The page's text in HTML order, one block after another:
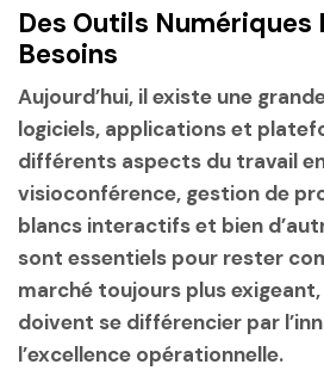
Des Outils Numériques
Besoins
Aujourd’hui, il existe une
logiciels, applications et
différents aspects du travail
visioconférence, gestion de
blancs interactifs et bien
sont essentiels pour rester
marché toujours plus
doivent se différencier par
l’excellence opérationnelle.